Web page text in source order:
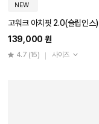
NEW
고워크 아치핏 2.0(슬립인스)
139,000 원
4.7 (15) 사이즈